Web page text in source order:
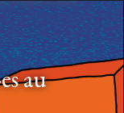
au